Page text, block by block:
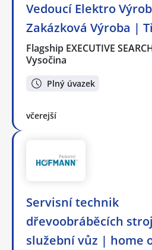
Vedoucí Elektro
Zakázková Výroba |
Flagship EXECUTIVE
Vysočina
Plný úvazek
včerejší
️Servisní technik
dřevoobráběcích
služební vůz | home